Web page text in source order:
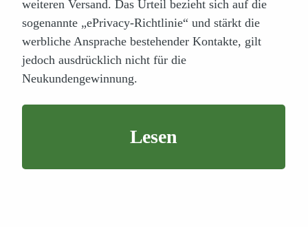
weiteren Versand. Das Urteil bezieht sich auf die
sogenannte „ePrivacy-Richtlinie“ und stärkt die
werbliche Ansprache bestehender Kontakte, gilt
jedoch ausdrücklich nicht für die
Neukundengewinnung.
Lesen